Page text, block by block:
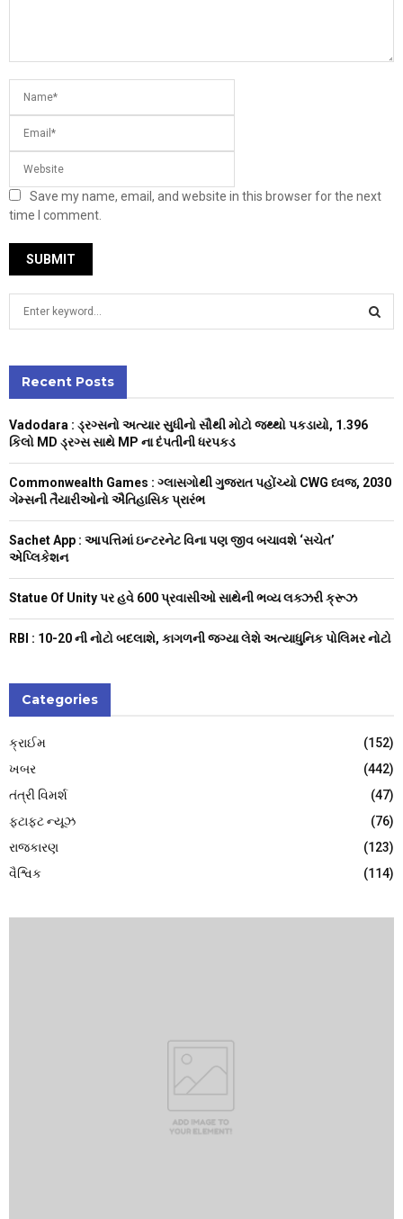
Save my name, email, and website in this browser for the next
time I comment.
h
o
C
Recent Posts
Vadodara : ડ્રગ્સનો અત્યાર સુધીનો સૌથી મોટો જથ્થો પકડાયો, 1.396
કિલો MD ડ્રગ્સ સાથે MP ના દંપતીની ધરપકડ
Commonwealth Games : ગ્લાસગોથી ગુજરાત પહોંચ્યો CWG ધ્વજ, 2030
ગેમ્સની તૈયારીઓનો ઐતિહાસિક પ્રારંભ
Sachet App : આપત્તિમાં ઇન્ટરનેટ વિના પણ જીવ બચાવશે ‘સચેત’
એપ્લિકેશન
Statue Of Unity પર હવે 600 પ્રવાસીઓ સાથેની ભવ્ય લક્ઝરી ક્રૂઝ
RBI : ₹10-20 ની નોટો બદલાશે, કાગળની જગ્યા લેશે અત્યાધુનિક પોલિમર નોટો
Categories
ક્રાઈમ
(152)
ખબર
(442)
તંત્રી વિમર્શ
(47)
ફટાફટ ન્યૂઝ
(76)
રાજકારણ
(123)
વૈશ્વિક
(114)